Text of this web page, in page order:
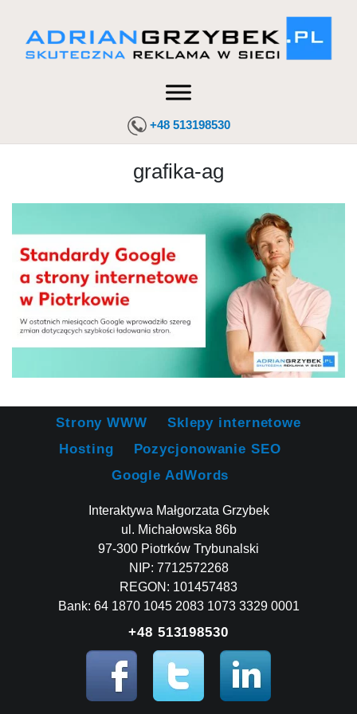
+48 513198530
grafika-ag
Strony WWW
Sklepy internetowe
Hosting
Pozycjonowanie SEO
Google AdWords
Interaktywa Małgorzata Grzybek
ul. Michałowska 86b
97-300 Piotrków Trybunalski
NIP: 7712572268
REGON: 101457483
Bank: 64 1870 1045 2083 1073 3329 0001
+48 513198530